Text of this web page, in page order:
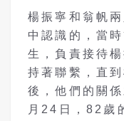
楊振寧和翁帆
中認識的，當
生，負責接待
持著聯繫，直
後，他們的關
月24日，82歲